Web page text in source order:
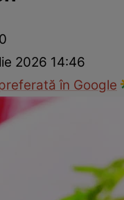
2026 14:46
în Google